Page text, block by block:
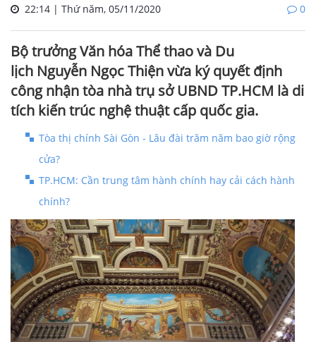
22:14 | Thứ năm, 05/11/2020 0
Bộ trưởng Văn hóa Thể thao và Du
lịch Nguyễn Ngọc Thiện vừa ký quyết định
công nhận tòa nhà trụ sở UBND TP.HCM là di
tích kiến trúc nghệ thuật cấp quốc gia.
Tòa thị chính Sài Gòn - Lâu đài trăm năm bao giờ rộng
cửa?
TP.HCM: Cần trung tâm hành chính hay cải cách hành
chính?